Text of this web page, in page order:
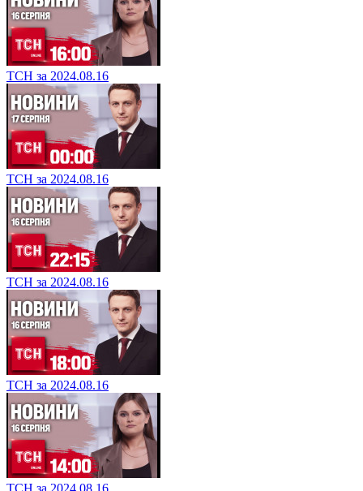
ТСН за 2024.08.16
ТСН за 2024.08.16
ТСН за 2024.08.16
ТСН за 2024.08.16
ТСН за 2024.08.16